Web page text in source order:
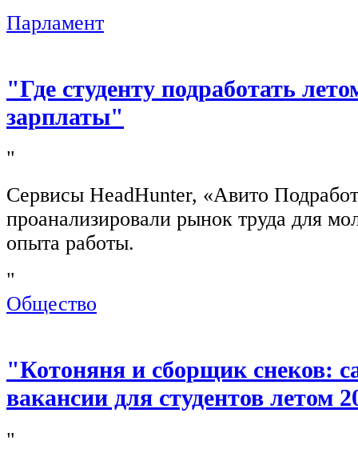
Парламент
"Где студенту подработать
зарплаты"
"
Сервисы HeadHunter, «Авито
проанализировали рынок труда для
опыта работы.
"
Общество
"Котоняня и сборщик снеков:
вакансии для студентов летом
"